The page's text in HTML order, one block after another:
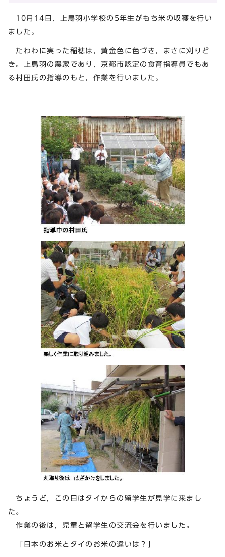
10月14日，上鳥羽小学校の5年生がもち米の収穫を行い
ました。
たわわに実った稲穂は，黄金色に色づき，まさに刈りど
き。上鳥羽の農家であり，京都市認定の食育指導員でもあ
る村田氏の指導のもと，作業を行いました。
ちょうど，この日はタイからの留学生が見学に来まし
た。
作業の後は，児童と留学生の交流会を行いました。
「日本のお米とタイのお米の違いは？」